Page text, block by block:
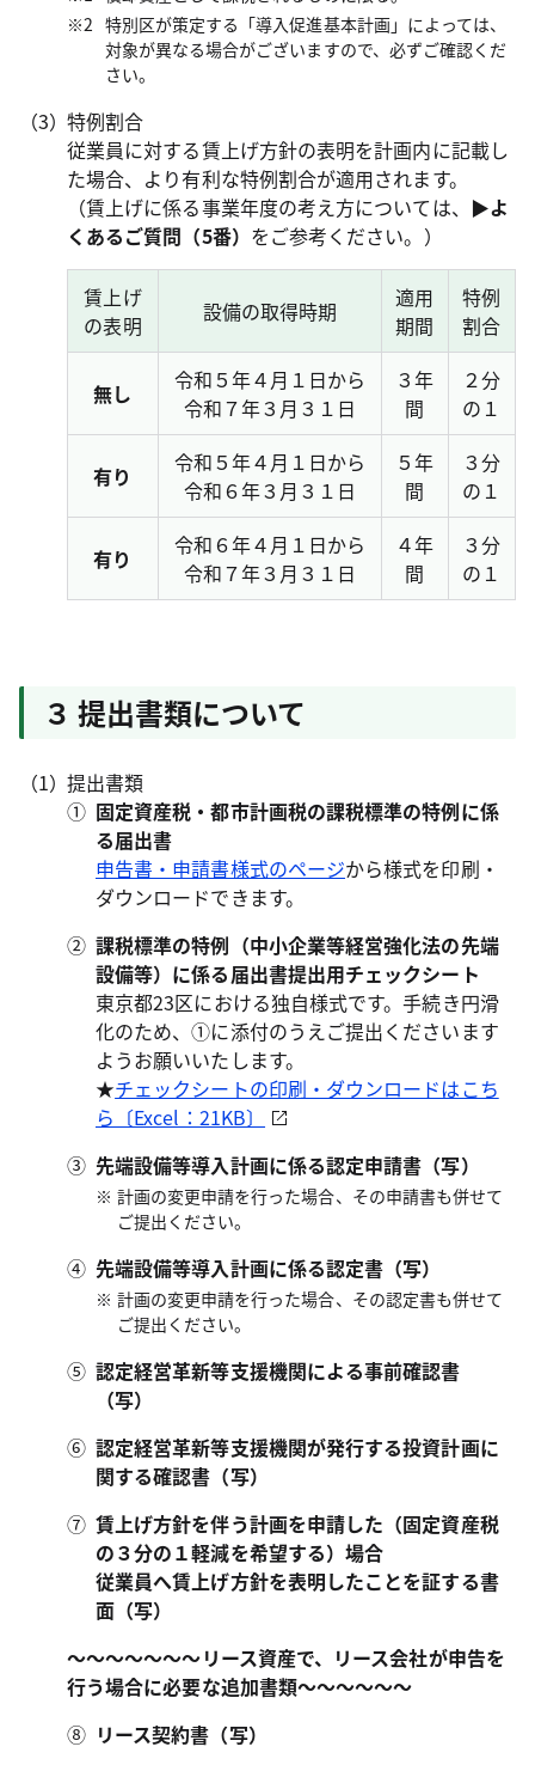
特別区が策定する「導入促進基本計画」によっては、
対象が異なる場合がございますので、必ずご確認くだ
さい。
特例割合
従業員に対する賃上げ方針の表明を計画内に記載し
た場合、より有利な特例割合が適用されます。
（賃上げに係る事業年度の考え方については、 ▶よ
くあるご質問（5番） をご参考ください。）
賃上げ
の表明
設備の取得時期
適用
期間
特例
割合
無し
令和５年４月１日から
令和７年３月３１日
３年
間
２分
の１
有り
令和５年４月１日から
令和６年３月３１日
５年
間
３分
の１
有り
令和６年４月１日から
令和７年３月３１日
４年
間
３分
の１
３ 提出書類について
提出書類
① 固定資産税・都市計画税の課税標準の特例に係
る届出書
申告書・申請書様式のページから様式を印刷・
ダウンロードできます。
② 課税標準の特例（中小企業等経営強化法の先端
設備等）に係る届出書提出用チェックシート
東京都23区における独自様式です。手続き円滑
化のため、①に添付のうえご提出くださいます
ようお願いいたします。
★チェックシートの印刷・ダウンロードはこち
ら〔Excel：21KB〕
③ 先端設備等導入計画に係る認定申請書（写）
計画の変更申請を行った場合、その申請書も併せて
ご提出ください。
④ 先端設備等導入計画に係る認定書（写）
計画の変更申請を行った場合、その認定書も併せて
ご提出ください。
⑤ 認定経営革新等支援機関による事前確認書
（写）
⑥ 認定経営革新等支援機関が発行する投資計画に
関する確認書（写）
⑦ 賃上げ方針を伴う計画を申請した（固定資産税
の３分の１軽減を希望する）場合
従業員へ賃上げ方針を表明したことを証する書
面（写）
～～～～～～～リース資産で、リース会社が申告を
行う場合に必要な追加書類～～～～～～
⑧ リース契約書（写）